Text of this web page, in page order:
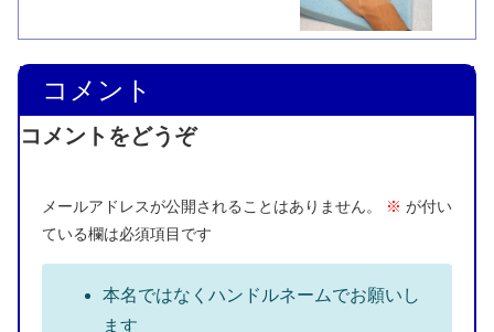
コメント
コメントをどうぞ
メールアドレスが公開されることはありません。 ※ が付い
ている欄は必須項目です
本名ではなくハンドルネームでお願いし
ます